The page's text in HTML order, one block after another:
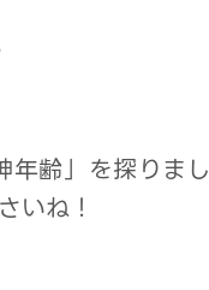
年齢」を探りまし
いね！